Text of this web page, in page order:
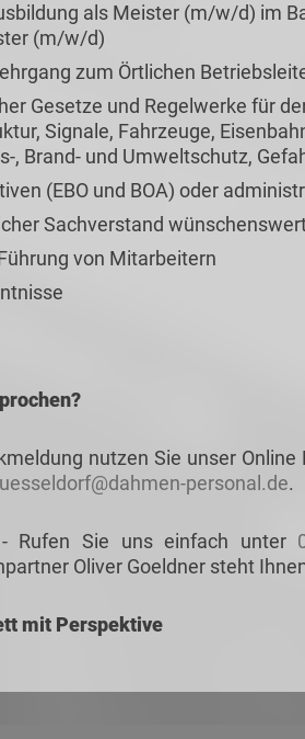
als Meister (m/w/d) im
(m/w/d)
zum Örtlichen
Gesetze und Regelwerke für
Signale, Fahrzeuge,
, Brand- und Umweltschutz,
(EBO und BOA) oder
Sachverstand
von Mitarbeitern
nutzen Sie unser
personal.de.
Rufen Sie uns einfach unter
Oliver Goeldner steht
mit Perspektive